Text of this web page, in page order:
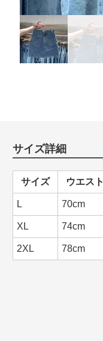
サイズ詳細
サイズ ウエスト
L 70cm
XL 74cm
2XL 78cm